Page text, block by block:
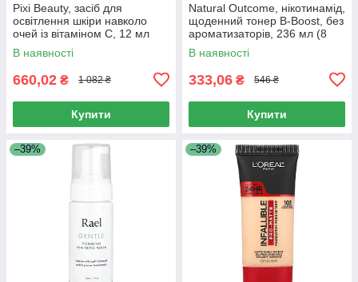
Pixi Beauty, засіб для
освітлення шкіри навколо
очей із вітаміном C, 12 мл
(0,4 рідк. унції)
В наявності
660,02 ₴ 1 082 ₴
Купити
Natural Outcome, нікотинамід,
щоденний тонер B-Boost, без
ароматизаторів, 236 мл (8
унцій)
В наявності
333,06 ₴ 546 ₴
Купити
–39% –39%